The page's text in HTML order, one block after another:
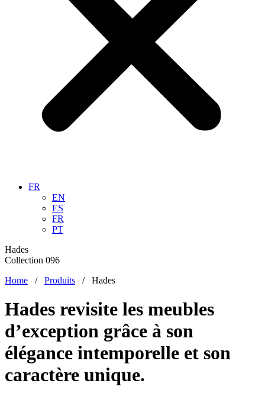
FR
EN
ES
FR
PT
Hades
Collection 096
Home / Produits / Hades
Hades revisite les meubles
d’exception grâce à son
élégance intemporelle et son
caractère unique.